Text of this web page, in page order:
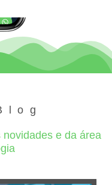
e da área